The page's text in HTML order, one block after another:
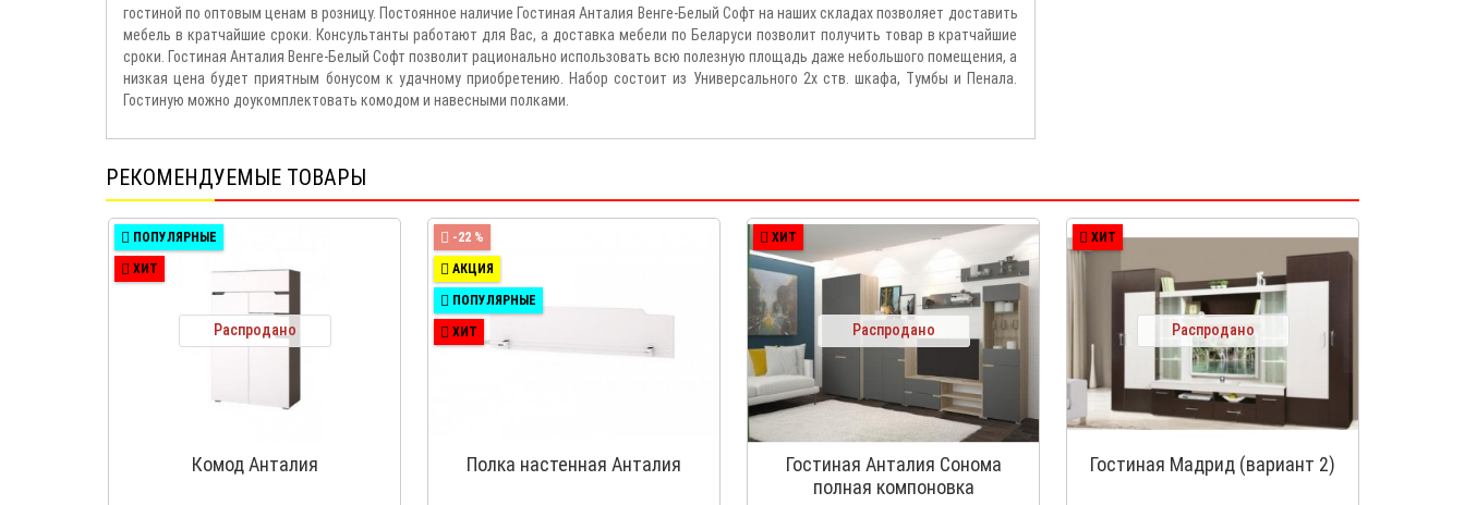
гостиной по оптовым ценам в розницу. Постоянное наличие Гостиная Анталия Венге-Белый Софт на наших складах позволяет доставить
мебель в кратчайшие сроки. Консультанты работают для Вас, а доставка мебели по Беларуси позволит получить товар в кратчайшие
сроки. Гостиная Анталия Венге-Белый Софт позволит рационально использовать всю полезную площадь даже небольшого помещения, а
низкая цена будет приятным бонусом к удачному приобретению. Набор состоит из Универсального 2х ств. шкафа, Тумбы и Пенала.
Гостиную можно доукомплектовать комодом и навесными полками.
РЕКОМЕНДУЕМЫЕ ТОВАРЫ
ПОПУЛЯРНЫЕ
ХИТ
Распродано
Комод Анталия
-22 %
АКЦИЯ
ПОПУЛЯРНЫЕ
ХИТ
Полка настенная Анталия
ХИТ
Распродано
Гостиная Анталия Сонома
полная компоновка
ХИТ
Распродано
Гостиная Мадрид (вариант 2)